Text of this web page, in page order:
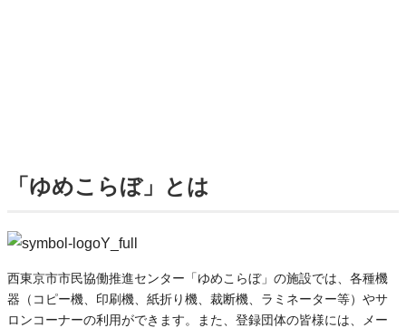
「ゆめこらぼ」とは
西東京市市民協働推進センター「ゆめこらぼ」の施設では、各種機
器（コピー機、印刷機、紙折り機、裁断機、ラミネーター等）やサ
ロンコーナーの利用ができます。また、登録団体の皆様には、メー